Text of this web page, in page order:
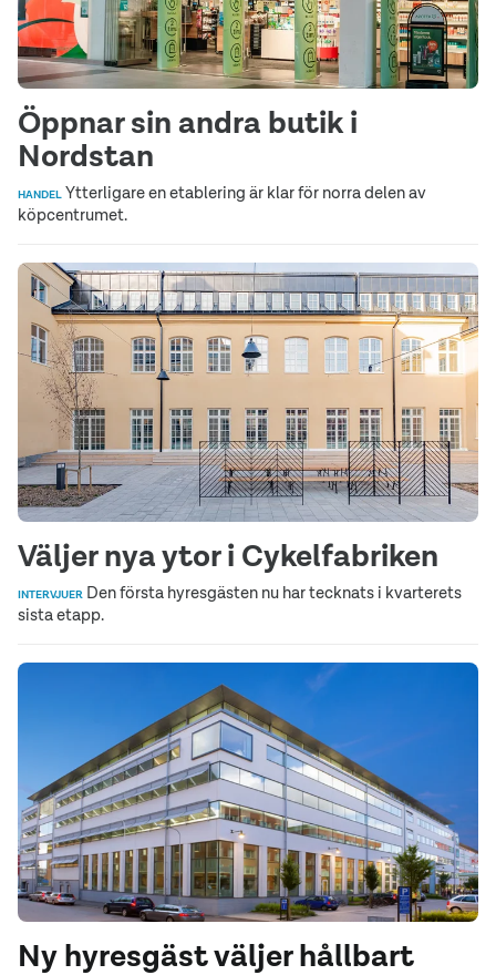
Öppnar sin andra butik i
Nordstan
HANDEL Ytterligare en etablering är klar för norra delen av
köpcentrumet.
Väljer nya ytor i Cykelfabriken
INTERVJUER Den första hyresgästen nu har tecknats i kvarterets
sista etapp.
Ny hyresgäst väljer hållbart